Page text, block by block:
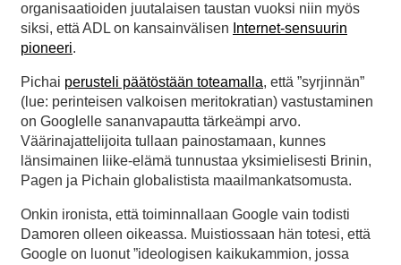
organisaatioiden juutalaisen taustan vuoksi niin myös
siksi, että ADL on kansainvälisen Internet-sensuurin
pioneeri.
Pichai perusteli päätöstään toteamalla, että ”syrjinnän”
(lue: perinteisen valkoisen meritokratian) vastustaminen
on Googlelle sananvapautta tärkeämpi arvo.
Väärinajattelijoita tullaan painostamaan, kunnes
länsimainen liike-elämä tunnustaa yksimielisesti Brinin,
Pagen ja Pichain globalistista maailmankatsomusta.
Onkin ironista, että toiminnallaan Google vain todisti
Damoren olleen oikeassa. Muistiossaan hän totesi, että
Google on luonut ”ideologisen kaikukammion, jossa